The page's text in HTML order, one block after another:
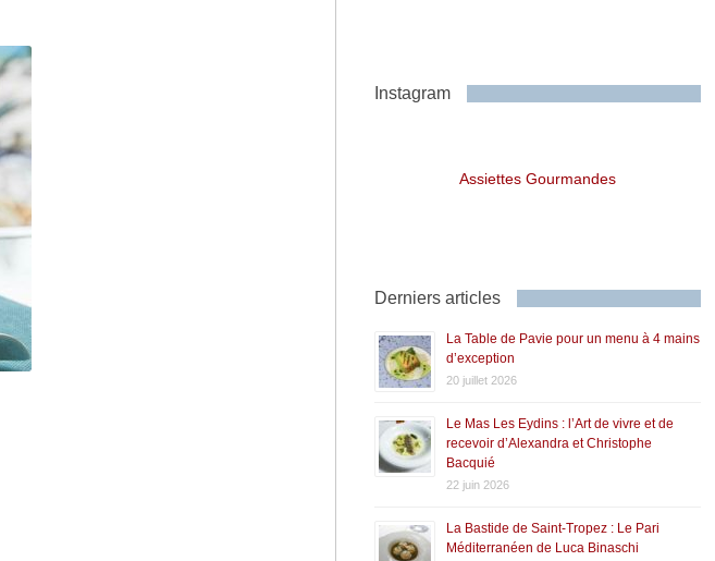
Instagram
Assiettes Gourmandes
Derniers articles
La Table de Pavie pour un menu à 4 mains
d’exception
20 juillet 2026
Le Mas Les Eydins : l’Art de vivre et de
recevoir d’Alexandra et Christophe
Bacquié
22 juin 2026
La Bastide de Saint-Tropez : Le Pari
Méditerranéen de Luca Binaschi